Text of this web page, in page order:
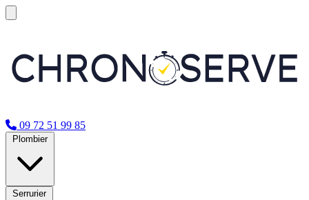
09 72 51 99 85
Plombier
Serrurier